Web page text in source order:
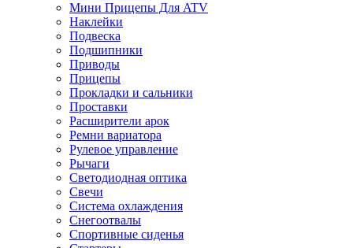
Мини Прицепы Для ATV
Наклейки
Подвеска
Подшипники
Приводы
Прицепы
Прокладки и сальники
Проставки
Расширители арок
Ремни вариатора
Рулевое управление
Рычаги
Светодиодная оптика
Свечи
Система охлаждения
Снегоотвалы
Спортивные сиденья